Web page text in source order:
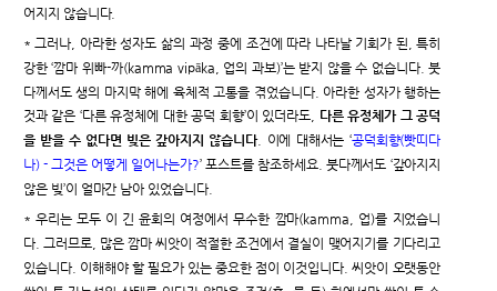
어지지 않습니다.
* 그러나, 아라한 성자도 삶의 과정 중에 조건에 따라 나타날 기회가 된, 특히
강한 ‘깜마 위빠-까(kamma vipāka, 업의 과보)’는 받지 않을 수 없습니다. 붓
다께서도 생의 마지막 해에 육체적 고통을 겪었습니다. 아라한 성자가 행하는
것과 같은 ‘다른 유정체에 대한 공덕 회향’이 있더라도, 다른 유정체가 그 공덕
을 받을 수 없다면 빚은 갚아지지 않습니다. 이에 대해서는 ‘공덕회향(빳띠다
나) - 그것은 어떻게 일어나는가?’ 포스트를 참조하세요. 붓다께서도 ‘갚아지지
않은 빚’이 얼마간 남아 있었습니다.
* 우리는 모두 이 긴 윤회의 여정에서 무수한 깜마(kamma, 업)를 지었습니
다. 그러므로, 많은 깜마 씨앗이 적절한 조건에서 결실이 맺어지기를 기다리고
있습니다. 이해해야 할 필요가 있는 중요한 점이 이것입니다. 씨앗이 오랫동안